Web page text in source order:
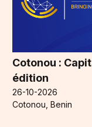
Cotonou :
édition
26-10-2026
Cotonou, Benin